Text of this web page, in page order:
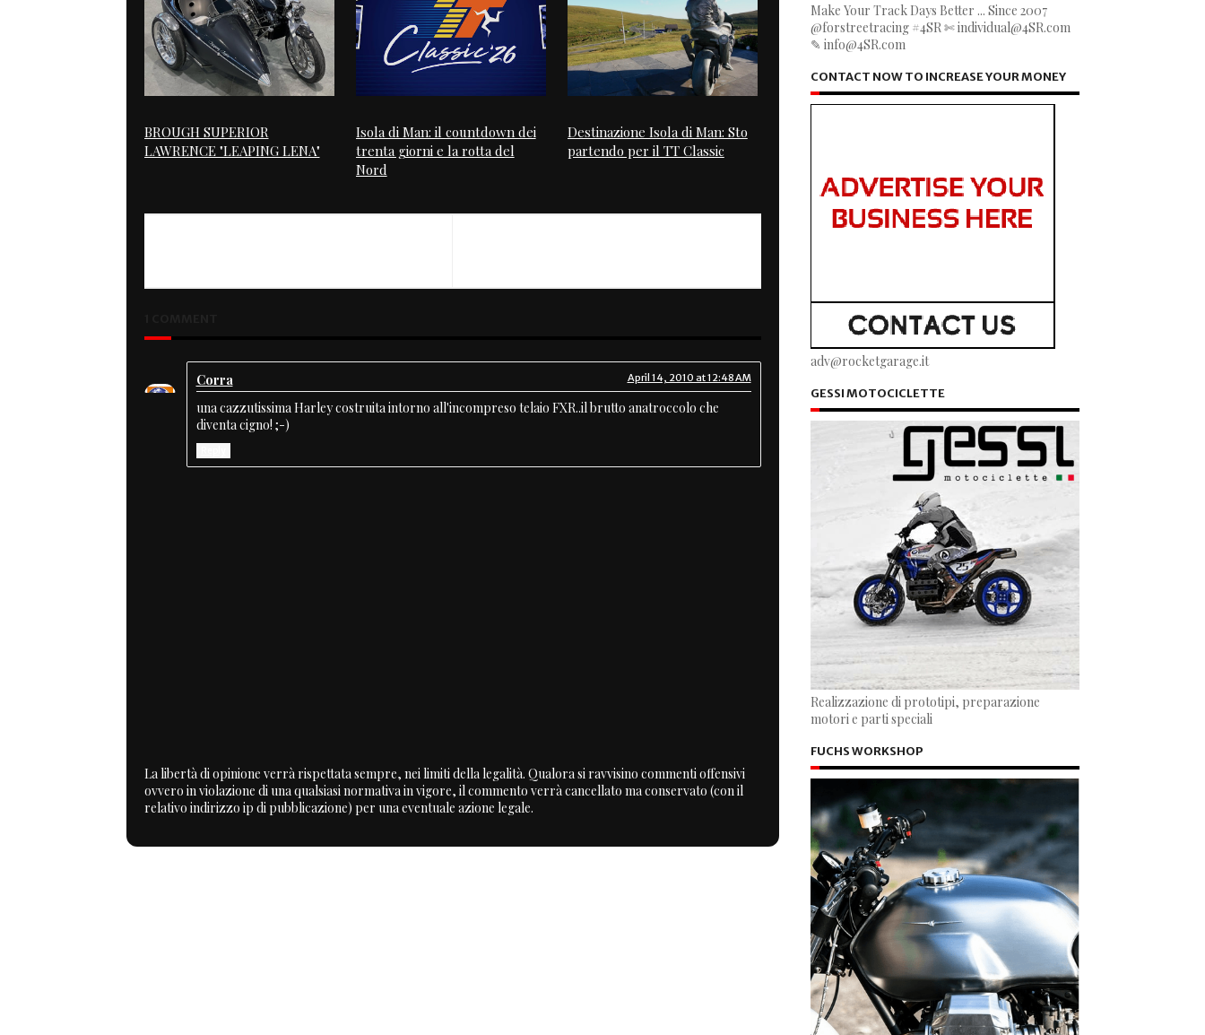
BROUGH SUPERIOR
LAWRENCE "LEAPING LENA"
Isola di Man: il countdown dei
trenta giorni e la rotta del
Nord
Destinazione Isola di Man: Sto
partendo per il TT Classic
Corra April 14, 2010 at 12:48 AM
una cazzutissima Harley costruita intorno all'incompreso telaio FXR..il brutto anatroccolo che
diventa cigno! ;-)
La libertà di opinione verrà rispettata sempre, nei limiti della legalità. Qualora si ravvisino commenti offensivi
ovvero in violazione di una qualsiasi normativa in vigore, il commento verrà cancellato ma conservato (con il
relativo indirizzo ip di pubblicazione) per una eventuale azione legale.
Make Your Track Days Better ... Since 2007
@forstreetracing #4SR ✄ individual@4SR.com
✎ info@4SR.com
CONTACT NOW TO INCREASE YOUR MONEY
adv@rocketgarage.it
GESSI MOTOCICLETTE
Realizzazione di prototipi, preparazione
motori e parti speciali
FUCHS WORKSHOP